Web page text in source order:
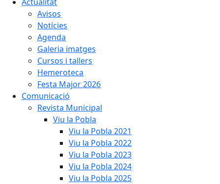
Avisos
Notícies
Agenda
Galeria imatges
Cursos i tallers
Hemeroteca
Festa Major 2026
Comunicació
Revista Municipal
Viu la Pobla
Viu la Pobla 2021
Viu la Pobla 2022
Viu la Pobla 2023
Viu la Pobla 2024
Viu la Pobla 2025